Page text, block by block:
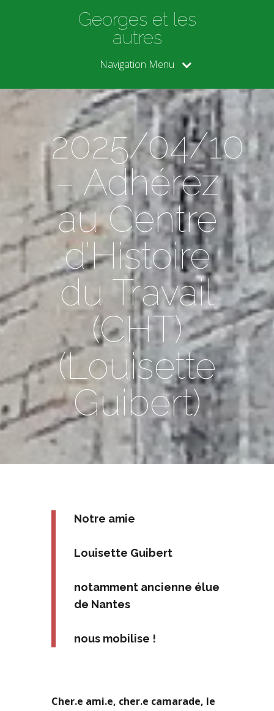
Georges et les
autres
Navigation Menu
2025/04/10
– Adhérez
au Centre
d’Histoire
du Travail
(CHT)
(Louisette
Guibert)
Notre amie
Louisette Guibert
notamment ancienne élue
de Nantes
nous mobilise !
Cher.e ami.e, cher.e camarade, le